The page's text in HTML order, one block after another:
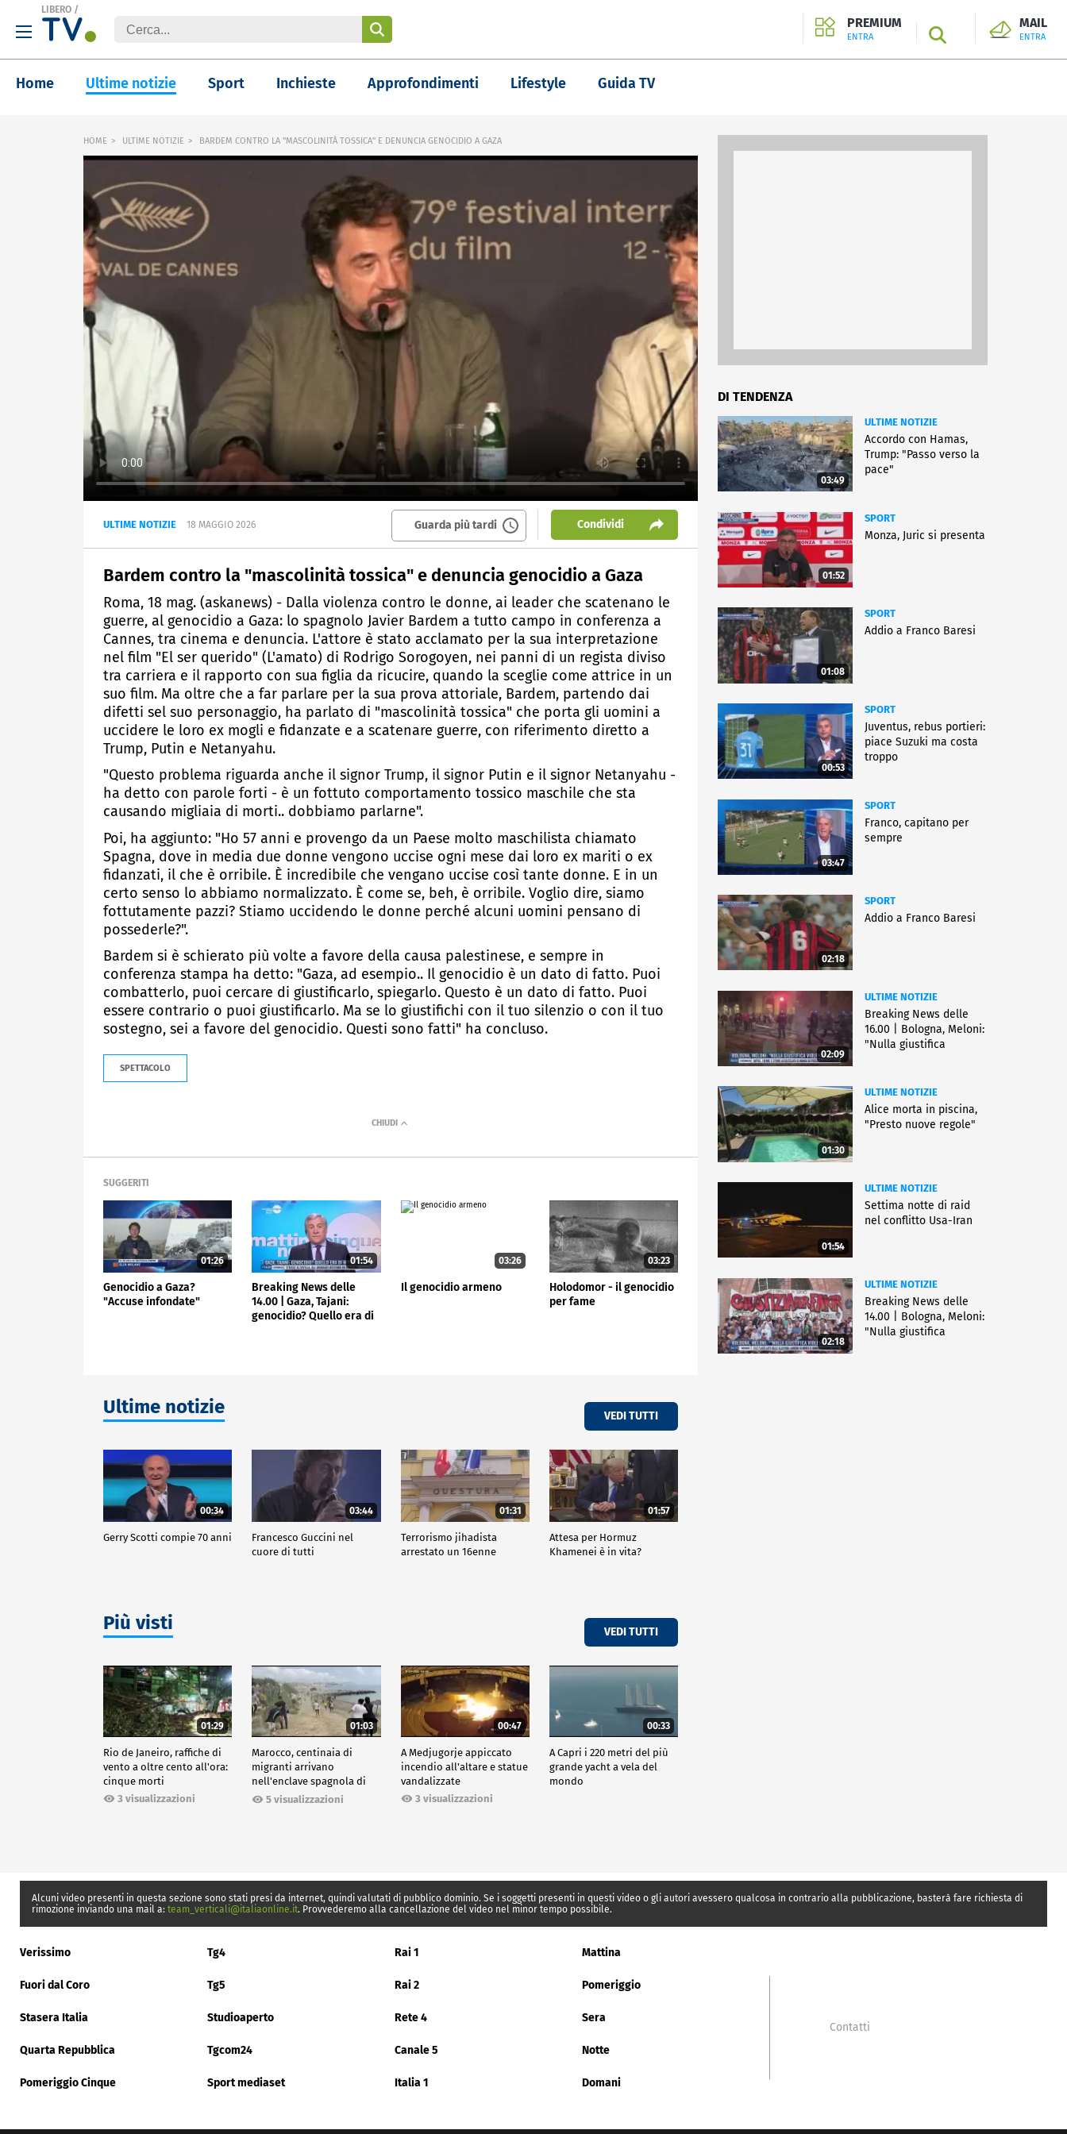
LIBERO /
PREMIUM
ENTRA SEARCH
MAIL
ENTRA
Home Ultime notizie Sport Inchieste Approfondimenti Lifestyle Guida TV
HOME ULTIME NOTIZIE BARDEM CONTRO LA "MASCOLINITÀ TOSSICA" E DENUNCIA GENOCIDIO A GAZA
ULTIME NOTIZIE 18 MAGGIO 2026 Guarda più tardi Condividi
Bardem contro la "mascolinità tossica" e denuncia genocidio a Gaza
Roma, 18 mag. (askanews) - Dalla violenza contro le donne, ai leader che scatenano le
guerre, al genocidio a Gaza: lo spagnolo Javier Bardem a tutto campo in conferenza a
Cannes, tra cinema e denuncia. L'attore è stato acclamato per la sua interpretazione
nel film "El ser querido" (L'amato) di Rodrigo Sorogoyen, nei panni di un regista diviso
tra carriera e il rapporto con sua figlia da ricucire, quando la sceglie come attrice in un
suo film. Ma oltre che a far parlare per la sua prova attoriale, Bardem, partendo dai
difetti sel suo personaggio, ha parlato di "mascolinità tossica" che porta gli uomini a
uccidere le loro ex mogli e fidanzate e a scatenare guerre, con riferimento diretto a
Trump, Putin e Netanyahu.
"Questo problema riguarda anche il signor Trump, il signor Putin e il signor Netanyahu -
ha detto con parole forti - è un fottuto comportamento tossico maschile che sta
causando migliaia di morti.. dobbiamo parlarne".
Poi, ha aggiunto: "Ho 57 anni e provengo da un Paese molto maschilista chiamato
Spagna, dove in media due donne vengono uccise ogni mese dai loro ex mariti o ex
fidanzati, il che è orribile. È incredibile che vengano uccise così tante donne. E in un
certo senso lo abbiamo normalizzato. È come se, beh, è orribile. Voglio dire, siamo
fottutamente pazzi? Stiamo uccidendo le donne perché alcuni uomini pensano di
possederle?".
Bardem si è schierato più volte a favore della causa palestinese, e sempre in
conferenza stampa ha detto: "Gaza, ad esempio.. Il genocidio è un dato di fatto. Puoi
combatterlo, puoi cercare di giustificarlo, spiegarlo. Questo è un dato di fatto. Puoi
essere contrario o puoi giustificarlo. Ma se lo giustifichi con il tuo silenzio o con il tuo
sostegno, sei a favore del genocidio. Questi sono fatti" ha concluso.
SPETTACOLO
SUGGERITI
01:26
Genocidio a Gaza?
"Accuse infondate"
01:54
Breaking News delle
14.00 | Gaza, Tajani:
genocidio? Quello era di
03:26
Il genocidio armeno
03:23
Holodomor - il genocidio
per fame
Ultime notizie VEDI TUTTI
00:34
Gerry Scotti compie 70 anni
03:44
Francesco Guccini nel
cuore di tutti
01:31
Terrorismo jihadista
arrestato un 16enne
01:57
Attesa per Hormuz
Khamenei è in vita?
Più visti VEDI TUTTI
01:29
Rio de Janeiro, raffiche di
vento a oltre cento all'ora:
cinque morti
3 visualizzazioni
01:03
Marocco, centinaia di
migranti arrivano
nell'enclave spagnola di
Ceuta5 visualizzazioni
00:47
A Medjugorje appiccato
incendio all'altare e statue
vandalizzate
3 visualizzazioni
00:33
A Capri i 220 metri del più
grande yacht a vela del
mondo
DI TENDENZA
03:49
ULTIME NOTIZIE
Accordo con Hamas,
Trump: "Passo verso la
pace"
01:52
SPORT
Monza, Juric si presenta
01:08
SPORT
Addio a Franco Baresi
00:53
SPORT
Juventus, rebus portieri:
piace Suzuki ma costa
troppo
03:47
SPORT
Franco, capitano per
sempre
02:18
SPORT
Addio a Franco Baresi
02:09
ULTIME NOTIZIE
Breaking News delle
16.00 | Bologna, Meloni:
"Nulla giustifica
01:30
ULTIME NOTIZIE
Alice morta in piscina,
"Presto nuove regole"
01:54
ULTIME NOTIZIE
Settima notte di raid
nel conflitto Usa-Iran
02:18
ULTIME NOTIZIE
Breaking News delle
14.00 | Bologna, Meloni:
"Nulla giustifica
Alcuni video presenti in questa sezione sono stati presi da internet, quindi valutati di pubblico dominio. Se i soggetti presenti in questi video o gli autori avessero qualcosa in contrario alla pubblicazione, basterà fare richiesta di
rimozione inviando una mail a: team_verticali@italiaonline.it. Provvederemo alla cancellazione del video nel minor tempo possibile.
Verissimo Tg4 Rai 1 Mattina
Fuori dal Coro Tg5 Rai 2 Pomeriggio
Stasera Italia Studioaperto Rete 4 Sera
Quarta Repubblica Tgcom24 Canale 5 Notte
Pomeriggio Cinque Sport mediaset Italia 1 Domani
Contatti